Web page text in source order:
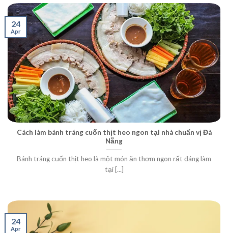
Cách làm bánh tráng cuốn thịt heo ngon tại nhà chuẩn vị Đà
Nẵng
Bánh tráng cuốn thịt heo là một món ăn thơm ngon rất đáng làm
tại [...]
24
Apr
24
Apr